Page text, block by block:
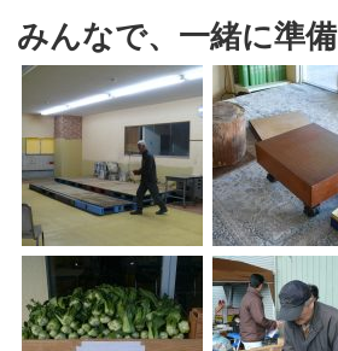
みんなで、一緒に準備